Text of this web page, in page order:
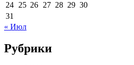
24 25 26 27 28 29 30
31
« Июл
Рубрики